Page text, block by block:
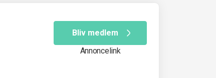
Bliv medlem
Annoncelink